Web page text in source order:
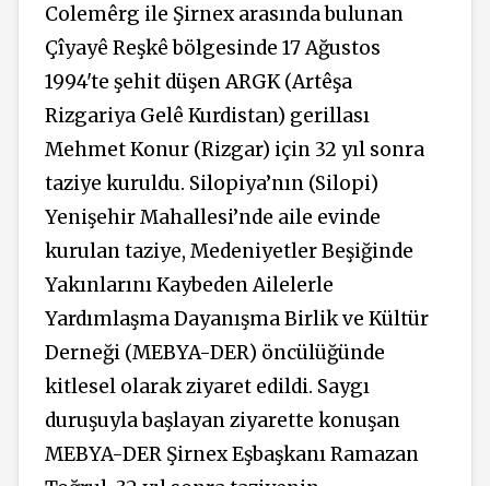
Colemêrg ile Şirnex arasında bulunan
Çîyayê Reşkê bölgesinde 17 Ağustos
1994'te şehit düşen ARGK (Artêşa
Rizgariya Gelê Kurdistan) gerillası
Mehmet Konur (Rizgar) için 32 yıl sonra
taziye kuruldu. Silopiya’nın (Silopi)
Yenişehir Mahallesi’nde aile evinde
kurulantaziye, Medeniyetler Beşiğinde
Yakınlarını Kaybeden Ailelerle
Yardımlaşma Dayanışma Birlik ve Kültür
Derneği (MEBYA-DER) öncülüğünde
kitlesel olarak ziyaret edildi. Saygı
duruşuyla başlayan ziyarette konuşan
MEBYA-DER Şirnex Eşbaşkanı Ramazan